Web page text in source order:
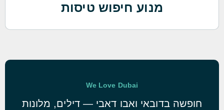
מנוע חיפוש טיסות
We Love Dubai
חופשה בדובאי ואבו דאבי — דילים, מלונות